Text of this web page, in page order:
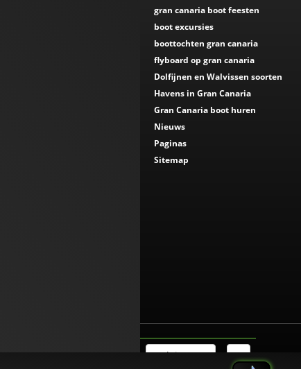
gran canaria boot feesten
boot excursies
boottochten gran canaria
flyboard op gran canaria
Dolfijnen en Walvissen soorten
Havens in Gran Canaria
Gran Canaria boot huren
Nieuws
Paginas
Sitemap
Belgie (NL) €